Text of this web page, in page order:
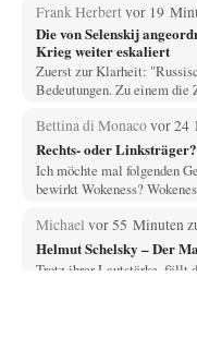
Frank Herbertvor 19
Die von Selenskij
Krieg weiter eskaliert
Zuerst zur Klarheit:
Bedeutungen. Zu einem
Bettina di Monacovor 24
Rechts- oder Linksträger?
Ich möchte mal folgenden
bewirkt Wokeness?
Michael vor 55 Minuten
Helmut Schelsky – Der
Trotz ihrer Lautstärke, fällt